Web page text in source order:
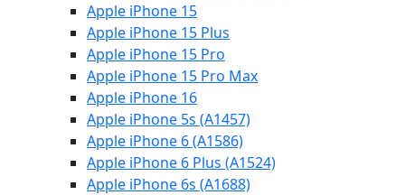
Apple iPhone 15
Apple iPhone 15 Plus
Apple iPhone 15 Pro
Apple iPhone 15 Pro Max
Apple iPhone 16
Apple iPhone 5s (A1457)
Apple iPhone 6 (A1586)
Apple iPhone 6 Plus (A1524)
Apple iPhone 6s (A1688)